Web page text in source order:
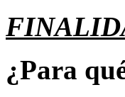
¿Para